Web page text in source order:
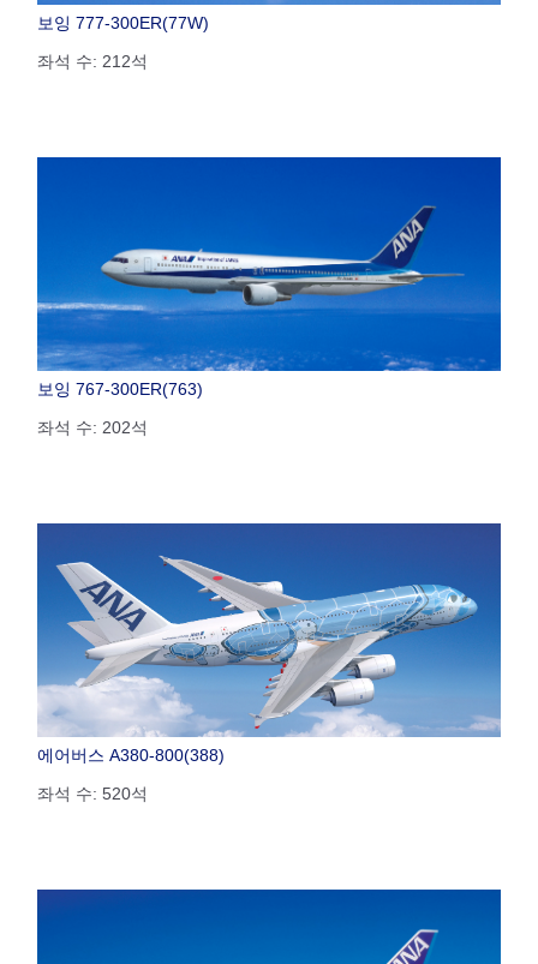
보잉 777-300ER(77W)
좌석 수: 212석
보잉 767-300ER(763)
좌석 수: 202석
에어버스 A380-800(388)
좌석 수: 520석